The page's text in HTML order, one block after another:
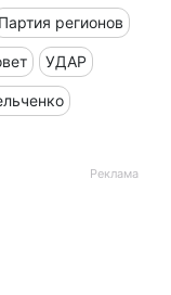
Партия регионов
УДАР